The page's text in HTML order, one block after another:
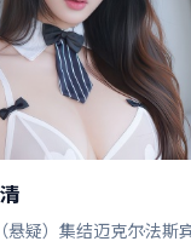
疑）集结迈克尔·法斯